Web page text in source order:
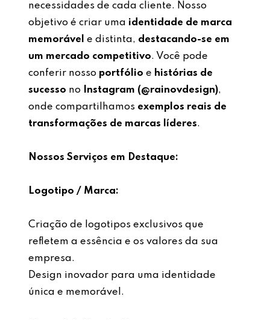
necessidades de cada cliente. Nosso
objetivo é criar uma identidade de marca
memorável e distinta, destacando-se em
um mercado competitivo. Você pode
conferir nosso portfólio e histórias de
sucesso no Instagram (@rainovdesign),
onde compartilhamos exemplos reais de
transformações de marcas líderes.
Nossos Serviços em Destaque:
Logotipo / Marca:
Criação de logotipos exclusivos que
refletem a essência e os valores da sua
empresa.
Design inovador para uma identidade
única e memorável.